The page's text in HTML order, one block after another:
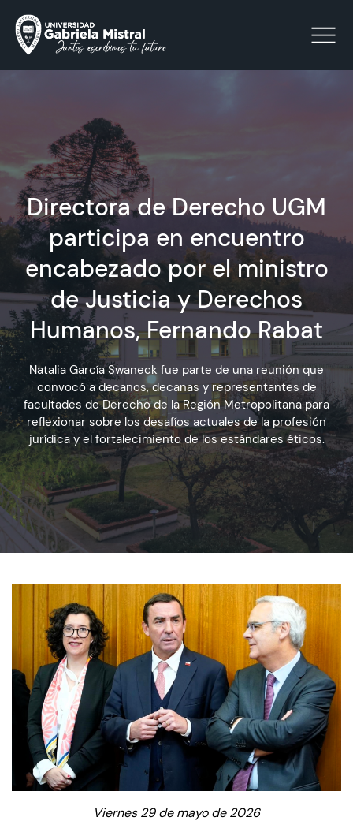
La Universidad
Facultades y Escuelas
Vinculación con el Medio
Investigación
Acreditación
Admisión
Dirección de Desarrollo Estudiantil
Becas y Beneficios
Estudiantes
Alumni
Biblioteca
UGM Online
Language Center
CIEO
Contacto y Horarios
Directora de Derecho UGM
participa en encuentro
encabezado por el ministro
de Justicia y Derechos
Humanos, Fernando Rabat
Natalia García Swaneck fue parte de una reunión que
convocó a decanos, decanas y representantes de
facultades de Derecho de la Región Metropolitana para
reflexionar sobre los desafíos actuales de la profesión
jurídica y el fortalecimiento de los estándares éticos.
Viernes 29 de mayo de 2026